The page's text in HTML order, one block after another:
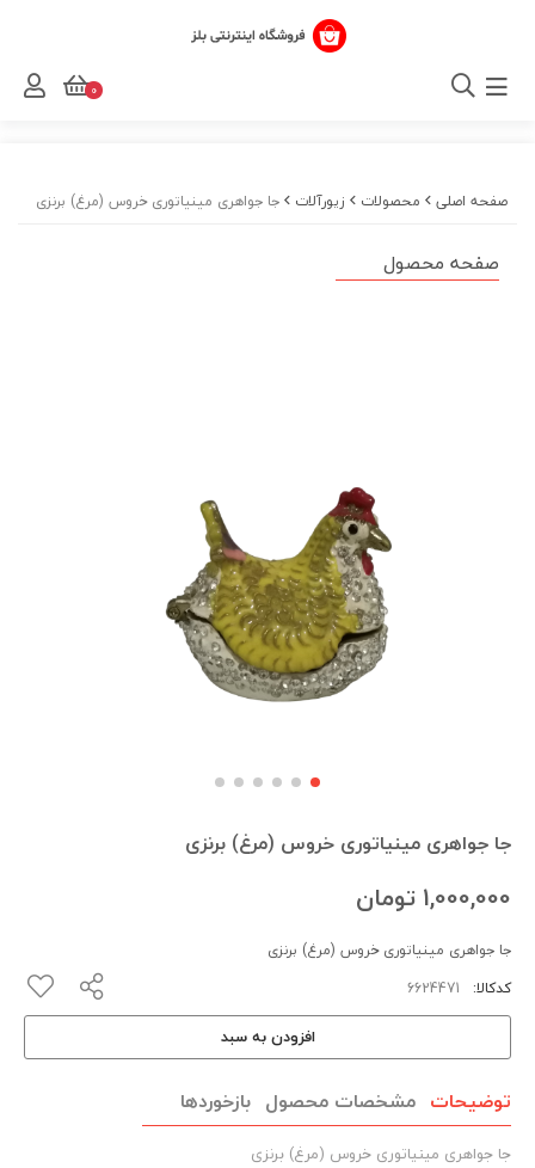
صفحه اصلی محصولات زیورآلات جا جواهری مینیاتوری خروس (مرغ) برنزی
صفحه محصول
جا جواهری مینیاتوری خروس (مرغ) برنزی
1,000,000 تومان
جا جواهری مینیاتوری خروس (مرغ) برنزی
کدکالا:
افزودن به سبد
توضیحات مشخصات محصول بازخوردها
جا جواهری مینیاتوری خروس (مرغ) برنزی
0